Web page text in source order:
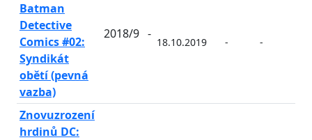
Batman
Detective
Comics #02:
Syndikát
obětí (pevná
vazba)
2018/9 -
18.10.2019 - -
Znovuzrození
hrdinů DC: